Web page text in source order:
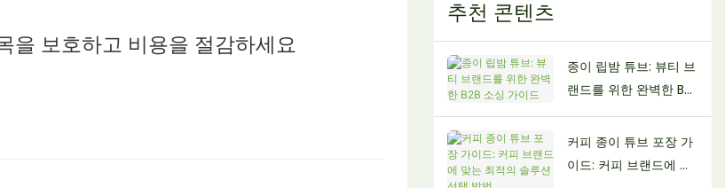
을 보호하고 비용을 절감하세요
추천 콘텐츠
종이 립밤 튜브: 뷰티 브
랜드를 위한 완벽한 B2B
소싱 가이드
커피 종이 튜브 포장 가
이드: 커피 브랜드에 맞